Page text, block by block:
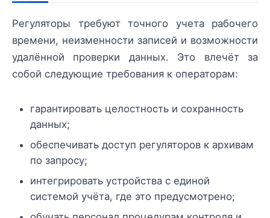
Регуляторы требуют точного учета рабочего
времени, неизменности записей и возможности
удалённой проверки данных. Это влечёт за
собой следующие требования к операторам:
гарантировать целостность и сохранность
данных;
обеспечивать доступ регуляторов к архивам
по запросу;
интегрировать устройства с единой
системой учёта, где это предусмотрено;